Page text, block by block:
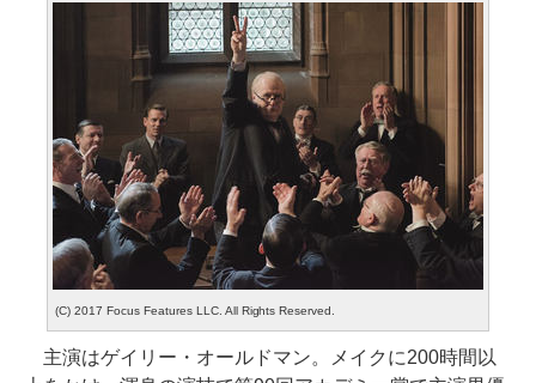
(C) 2017 Focus Features LLC. All Rights Reserved.
主演はゲイリー・オールドマン。メイクに200時間以